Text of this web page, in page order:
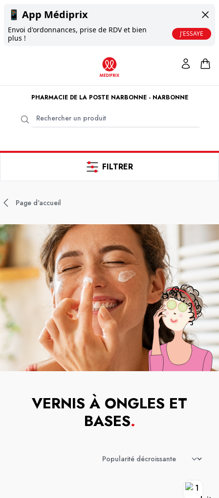
📱 App Médiprix
Envoi d'ordonnances, prise de RDV et bien
plus !
J'ESSAYE
PHARMACIE DE LA POSTE NARBONNE - NARBONNE
FILTRER
Page d'accueil
VERNIS À ONGLES ET
BASES.